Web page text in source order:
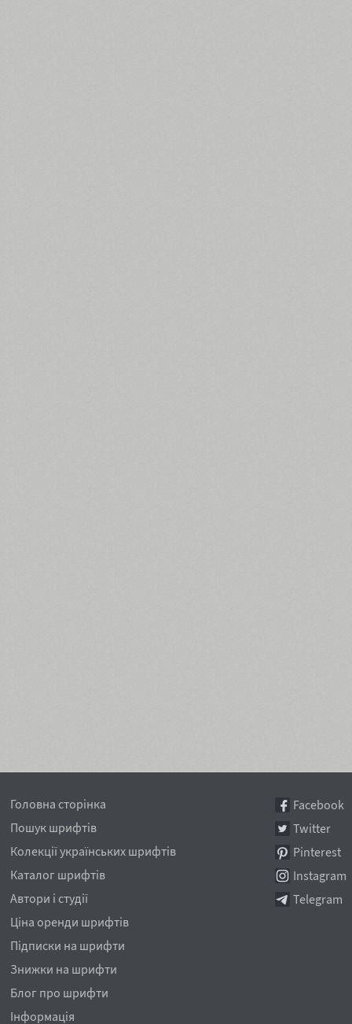
Головна сторінка
Пошук шрифтів
Колекції українських шрифтів
Каталог шрифтів
Автори і студії
Ціна оренди шрифтів
Підписки на шрифти
Знижки на шрифти
Блог про шрифти
Інформація
Facebook
Twitter
Pinterest
Instagram
Telegram